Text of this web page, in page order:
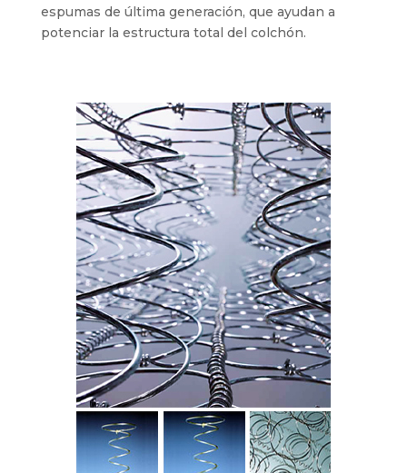
espumas de última generación, que ayudan a
potenciar la estructura total del colchón.